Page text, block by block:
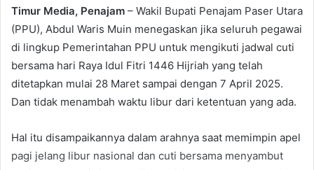
Timur Media, Penajam – Wakil Bupati Penajam Paser Utara
(PPU), Abdul Waris Muin menegaskan jika seluruh pegawai
di lingkup Pemerintahan PPU untuk mengikuti jadwal cuti
bersama hari Raya Idul Fitri 1446 Hijriah yang telah
ditetapkan mulai 28 Maret sampai dengan 7 April 2025.
Dan tidak menambah waktu libur dari ketentuan yang ada.
Hal itu disampaikannya dalam arahnya saat memimpin apel
pagi jelang libur nasional dan cuti bersama menyambut